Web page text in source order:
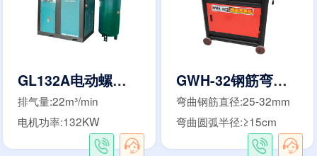
GL132A电动螺杆空压机
排气量:22m³/min
电机功率:132KW
GWH-32钢筋弯弧机
弯曲钢筋直径:25-32mm
弯曲圆弧半径:≥15cm